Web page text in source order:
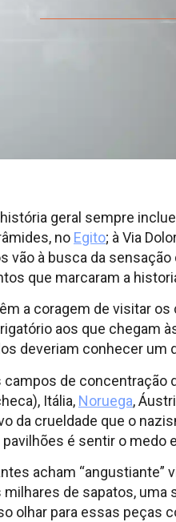
geral sempre
no Egito; à Via
vão à busca da
que marcaram a
a coragem de visitar
aos que chegam
deveriam conhecer um
campos de concentração
Itália, Noruega,
da crueldade que o
é sentir o medo
acham
de sapatos, uma
olhar para essas peças